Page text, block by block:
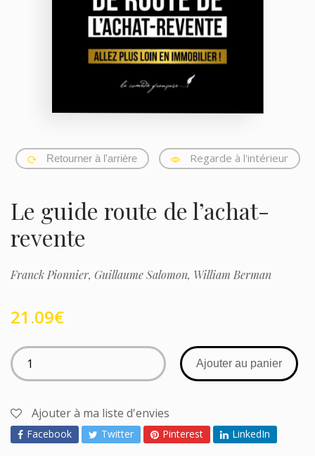
Retourner à l'arrière Regarde à l'intérieur
Le guide route de l’achat-
revente
Franck Pionnier, Guillaume Salomon, William Berman
21.09€
Ajouter au panier
Ajouter à ma liste d'envies
Facebook Twitter Pinterest LinkedIn